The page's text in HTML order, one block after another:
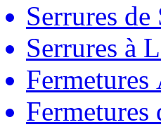
Serrures
Serrures à
Fermetures